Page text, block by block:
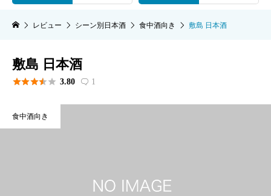
レビュー シーン別日本酒 食中酒向き 敷島 日本酒
敷島 日本酒
 3.80  1
食中酒向き